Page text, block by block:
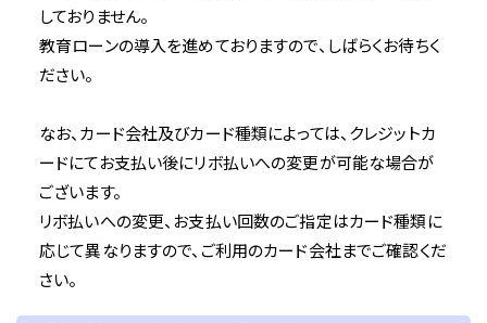
しておりません。
教育ローンの導入を進めておりますので、しばらくお待ちく
ださい。
なお、カード会社及びカード種類によっては、クレジットカ
ードにてお支払い後にリボ払いへの変更が可能な場合が
ございます。
リボ払いへの変更、お支払い回数のご指定はカード種類に
応じて異なりますので、ご利用のカード会社までご確認くだ
さい。